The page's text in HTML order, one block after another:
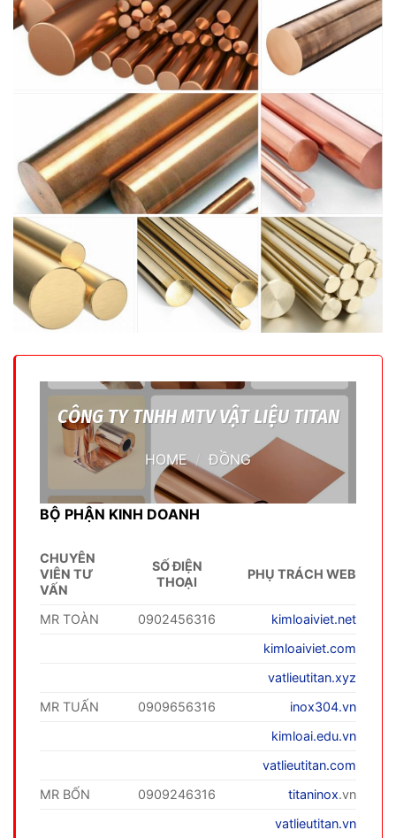
CÔNG TY TNHH MTV VẬT LIỆU TITAN
HOME / ĐỒNG
BỘ PHẬN KINH DOANH
CHUYÊN
VIÊN TƯ
VẤN
SỐ ĐIỆN
THOẠI
PHỤ TRÁCH WEB
MR TOÀN 0902456316
kimloaiviet.net
kimloaiviet.com
vatlieutitan.xyz
MR TUẤN
0909656316
inox304.vn
kimloai.edu.vn
vatlieutitan.com
MR BỐN
0909246316 titaninox.vn
vatlieutitan.vn